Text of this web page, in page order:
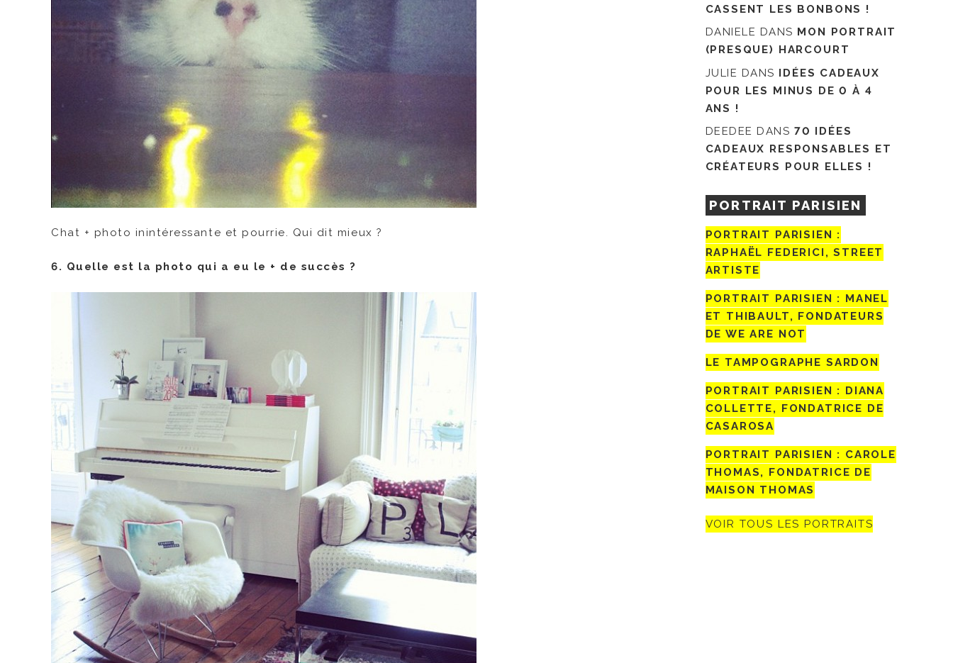
Chat + photo inintéressante et pourrie. Qui dit mieux ?
6. Quelle est la photo qui a eu le + de succès ?
CASSENT LES BONBONS !
DANIELE DANS MON PORTRAIT
(PRESQUE) HARCOURT
JULIE DANS IDÉES CADEAUX
POUR LES MINUS DE 0 À 4
ANS !
DEEDEE DANS 70 IDÉES
CADEAUX RESPONSABLES ET
CRÉATEURS POUR ELLES !
PORTRAIT PARISIEN
PORTRAIT PARISIEN :
RAPHAËL FEDERICI, STREET
ARTISTE
PORTRAIT PARISIEN : MANEL
ET THIBAULT, FONDATEURS
DE WE ARE NOT
LE TAMPOGRAPHE SARDON
PORTRAIT PARISIEN : DIANA
COLLETTE, FONDATRICE DE
CASAROSA
PORTRAIT PARISIEN : CAROLE
THOMAS, FONDATRICE DE
MAISON THOMAS
VOIR TOUS LES PORTRAITS